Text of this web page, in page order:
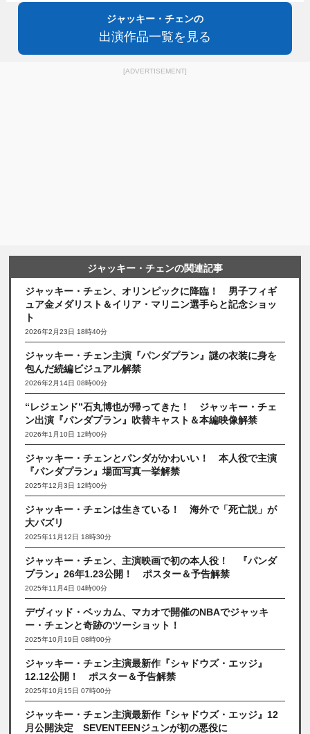
ジャッキー・チェンの
出演作品一覧を見る
[ADVERTISEMENT]
ジャッキー・チェンの関連記事
ジャッキー・チェン、オリンピックに降臨！ 男子フィギ
ュア金メダリスト＆イリア・マリニン選手らと記念ショッ
ト
2026年2月23日 18時40分
ジャッキー・チェン主演『パンダプラン』謎の衣装に身を
包んだ続編ビジュアル解禁
2026年2月14日 08時00分
“レジェンド”石丸博也が帰ってきた！ ジャッキー・チェ
ン出演『パンダプラン』吹替キャスト＆本編映像解禁
2026年1月10日 12時00分
ジャッキー・チェンとパンダがかわいい！ 本人役で主演
『パンダプラン』場面写真一挙解禁
2025年12月3日 12時00分
ジャッキー・チェンは生きている！ 海外で「死亡説」が
大バズリ
2025年11月12日 18時30分
ジャッキー・チェン、主演映画で初の本人役！ 『パンダ
プラン』26年1.23公開！ ポスター＆予告解禁
2025年11月4日 04時00分
デヴィッド・ベッカム、マカオで開催のNBAでジャッキ
ー・チェンと奇跡のツーショット！
2025年10月19日 08時00分
ジャッキー・チェン主演最新作『シャドウズ・エッジ』
12.12公開！ ポスター＆予告解禁
2025年10月15日 07時00分
ジャッキー・チェン主演最新作『シャドウズ・エッジ』12
月公開決定 SEVENTEENジュンが初の悪役に